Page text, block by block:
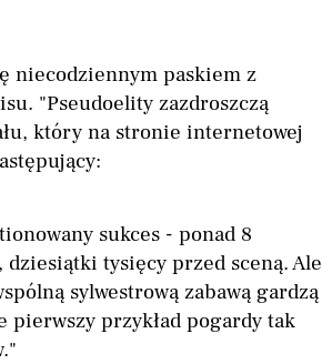
niecodziennym paskiem z
"Pseudoelity zazdroszczą
który na stronie internetowej
sukces - ponad 8
tysięcy przed sceną. Ale
sylwestrową zabawą gardzą
przykład pogardy tak